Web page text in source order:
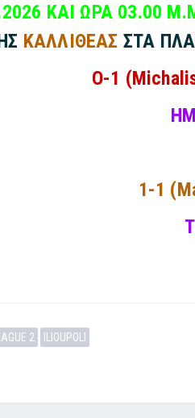
ΚΑΙ ΩΡΑ 03.00
ΚΑΛΛΙΘΕΑΣ ΣΤΑ
O-1
1-1
2 ILIOUPOLI